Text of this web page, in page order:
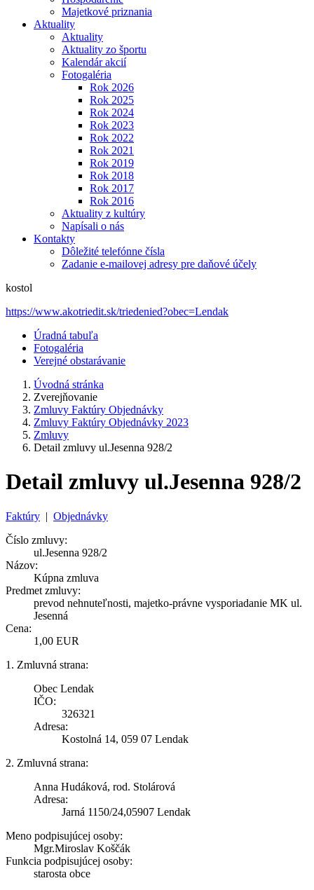
Majetkové priznania
Aktuality
Aktuality
Aktuality zo športu
Kalendár akcií
Fotogaléria
Rok 2026
Rok 2025
Rok 2024
Rok 2023
Rok 2022
Rok 2021
Rok 2019
Rok 2018
Rok 2017
Rok 2016
Aktuality z kultúry
Napísali o nás
Kontakty
Dôležité telefónne čísla
Zadanie e-mailovej adresy pre daňové účely
kostol
https://www.akotriedit.sk/triedenied?obec=Lendak
Úradná tabuľa
Fotogaléria
Verejné obstarávanie
Úvodná stránka
Zverejňovanie
Zmluvy Faktúry Objednávky
Zmluvy Faktúry Objednávky 2023
Zmluvy
Detail zmluvy ul.Jesenna 928/2
Detail zmluvy ul.Jesenna 928/2
Faktúry | Objednávky
Číslo zmluvy:
ul.Jesenna 928/2
Názov:
Kúpna zmluva
Predmet zmluvy:
prevod nehnuteľnosti, majetko-právne vysporiadanie MK ul.
Jesenná
Cena:
1,00 EUR
1. Zmluvná strana:
Obec Lendak
IČO:
326321
Adresa:
Kostolná 14, 059 07 Lendak
2. Zmluvná strana:
Anna Hudáková, rod. Stolárová
Adresa:
Jarná 1150/24,05907 Lendak
Meno podpisujúcej osoby:
Mgr.Miroslav Koščák
Funkcia podpisujúcej osoby:
starosta obce